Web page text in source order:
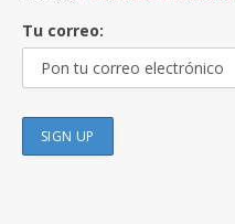
Tu correo: